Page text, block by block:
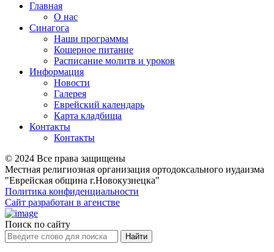
Главная
О нас
Синагога
Наши программы
Кошерное питание
Расписание молитв и уроков
Информация
Новости
Галерея
Еврейский календарь
Карта кладбища
Контакты
Контакты
© 2024 Все права защищены
Местная религиозная организация ортодоксального иудаизма
"Еврейская община г.Новокузнецка"
Политика конфиденциальности
Сайт разработан в агенстве
Поиск по сайту